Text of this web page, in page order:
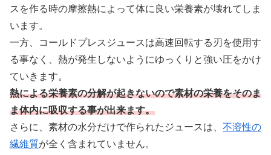
スを作る時の摩擦熱によって体に良い栄養素が壊れてしま
います。
一方、コールドプレスジュースは高速回転する刃を使用す
る事なく、熱が発生しないようにゆっくりと強い圧をかけ
ていきます。
熱による栄養素の分解が起きないので素材の栄養をそのま
ま体内に吸収する事が出来ます。
さらに、素材の水分だけで作られたジュースは、 不溶性の
繊維質が全く含まれていません。